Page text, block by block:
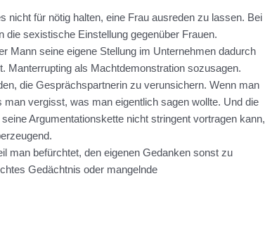
nicht für nötig halten, eine Frau ausreden zu lassen. Bei
sexistische Einstellung gegenüber Frauen.
Mann seine eigene Stellung im Unternehmen dadurch
Manterrupting als Machtdemonstration sozusagen.
die Gesprächspartnerin zu verunsichern. Wenn man
vergisst, was man eigentlich sagen wollte. Und die
Argumentationskette nicht stringent vortragen kann,
man befürchtet, den eigenen Gedanken sonst zu
Gedächtnis oder mangelnde